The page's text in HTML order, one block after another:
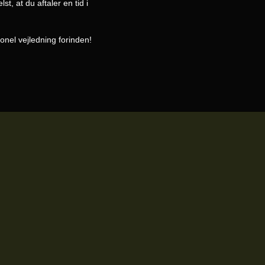
at du aftaler en tid i
vejledning forinden!